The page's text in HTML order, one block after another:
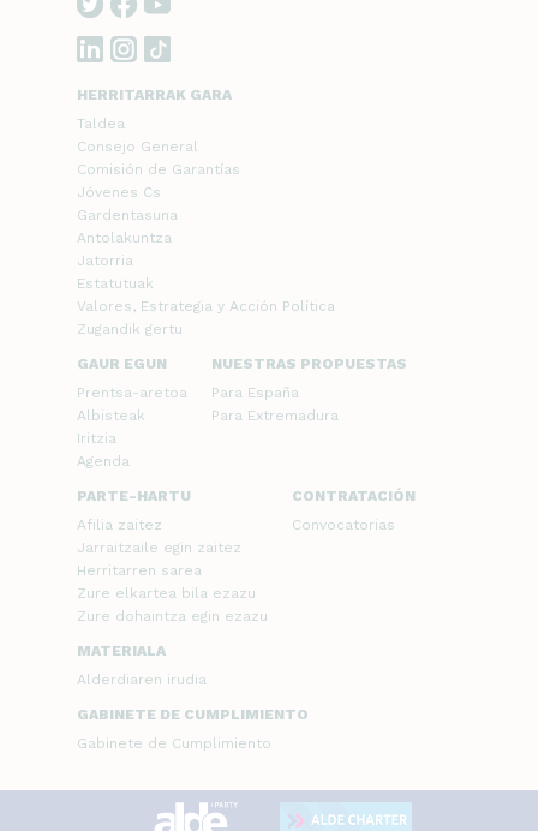
HERRITARRAK GARA
Taldea
Consejo General
Comisión de Garantías
Jóvenes Cs
Gardentasuna
Antolakuntza
Jatorria
Estatutuak
Valores, Estrategia y Acción Política
Zugandik gertu
GAUR EGUN
Prentsa-aretoa
Albisteak
Iritzia
Agenda
NUESTRAS PROPUESTAS
Para España
Para Extremadura
PARTE-HARTU
Afilia zaitez
Jarraitzaile egin zaitez
Herritarren sarea
Zure elkartea bila ezazu
Zure dohaintza egin ezazu
CONTRATACIÓN
Convocatorias
MATERIALA
Alderdiaren irudia
GABINETE DE CUMPLIMIENTO
Gabinete de Cumplimiento